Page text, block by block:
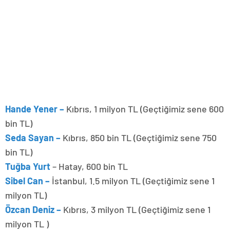
Hande Yener – Kıbrıs, 1 milyon TL (Geçtiğimiz sene 600
bin TL)
Seda Sayan – Kıbrıs, 850 bin TL (Geçtiğimiz sene 750
bin TL)
Tuğba Yurt– Hatay, 600 bin TL
Sibel Can – İstanbul, 1.5 milyon TL (Geçtiğimiz sene 1
milyon TL)
Özcan Deniz – Kıbrıs, 3 milyon TL (Geçtiğimiz sene 1
milyon TL )